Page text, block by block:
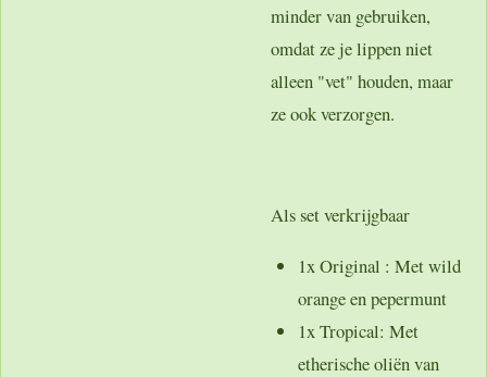
minder van gebruiken,
omdat ze je lippen niet
alleen "vet" houden, maar
ze ook verzorgen.
Als set verkrijgbaar
1x Original : Met wild
orange en pepermunt
1x Tropical: Met
etherische oliën van